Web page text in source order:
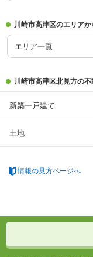
川崎市高津区のエリアか
エリア一覧
川崎市高津区北見方の
新築一戸建て
土地
情報の見方ページへ